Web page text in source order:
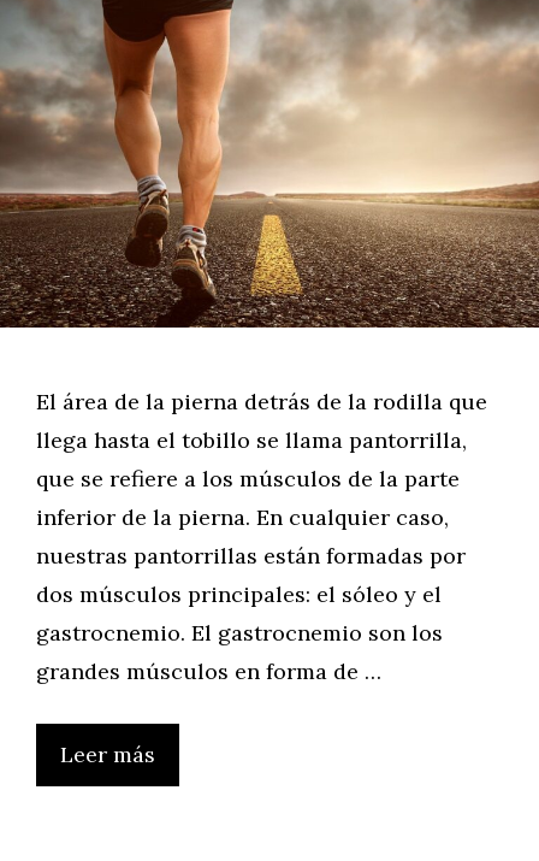
El área de la pierna detrás de la rodilla que
llega hasta el tobillo se llama pantorrilla,
que se refiere a los músculos de la parte
inferior de la pierna. En cualquier caso,
nuestras pantorrillas están formadas por
dos músculos principales: el sóleo y el
gastrocnemio. El gastrocnemio son los
grandes músculos en forma de …
Leer más